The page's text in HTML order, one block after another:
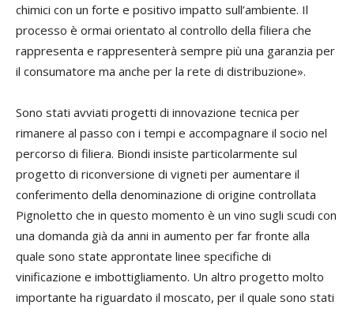
chimici con un forte e positivo impatto sull’ambiente. Il
processo è ormai orientato al controllo della filiera che
rappresenta e rappresenterà sempre più una garanzia per
il consumatore ma anche per la rete di distribuzione».
Sono stati avviati progetti di innovazione tecnica per
rimanere al passo con i tempi e accompagnare il socio nel
percorso di filiera. Biondi insiste particolarmente sul
progetto di riconversione di vigneti per aumentare il
conferimento della denominazione di origine controllata
Pignoletto che in questo momento è un vino sugli scudi con
una domanda già da anni in aumento per far fronte alla
quale sono state approntate linee specifiche di
vinificazione e imbottigliamento. Un altro progetto molto
importante ha riguardato il moscato, per il quale sono stati